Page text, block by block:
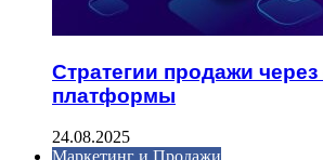
Стратегии продажи
платформы
24.08.2025